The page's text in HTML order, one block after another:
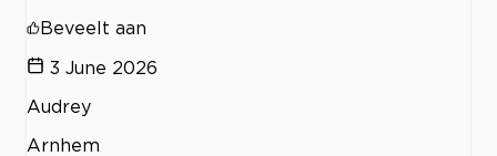
Beveelt aan
3 June 2026
Audrey
Arnhem